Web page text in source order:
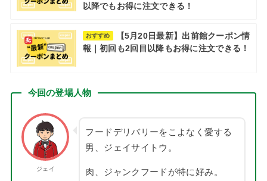
以降でもお得に注文できる！
おすすめ
【5月20日最新】出前館クーポン情
報｜初回も2回目以降もお得に注文できる！
今回の登場人物
ジェイ
フードデリバリーをこよなく愛する
男、ジェイサイトウ。
肉、ジャンクフードが特に好み。